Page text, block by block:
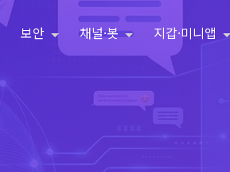
보안 채널·봇 지갑·미니앱